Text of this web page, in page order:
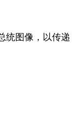
统​​图像，以传递